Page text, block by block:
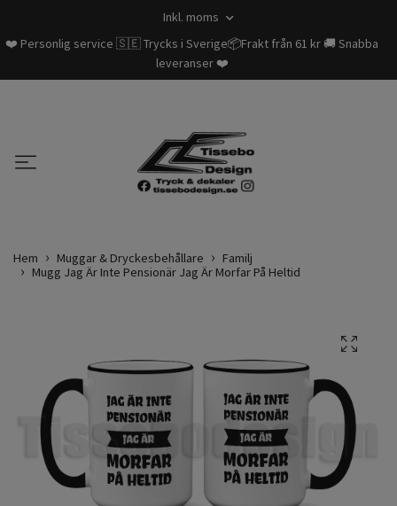
Inkl. moms
❤️ Personlig service 🇸🇪 Trycks i Sverige📦Frakt från 61 kr 🚚 Snabba
leveranser ❤️
Hem Muggar & Dryckesbehållare
Familj
Mugg Jag Är Inte Pensionär Jag Är Morfar På Heltid